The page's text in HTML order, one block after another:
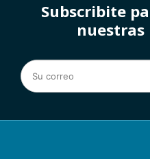
Subscribite
nuestras